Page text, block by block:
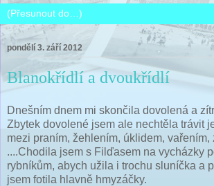
pondělí 3. září 2012
Blanokřídlí a dvoukřídlí
Dnešním dnem mi skončila dovolená a
Zbytek dovolené jsem ale nechtěla trávit
mezi praním, žehlením, úklidem, vařením,
....Chodila jsem s Filďasem na vycházky
rybníkům, abych užila i trochu sluníčka a
jsem fotila hlavně hmyzáčky.